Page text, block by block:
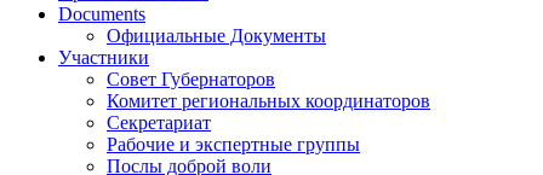
Documents
Официальные Документы
Участники
Совет Губернаторов
Комитет региональных координаторов
Секретариат
Рабочие и экспертные группы
Послы доброй воли